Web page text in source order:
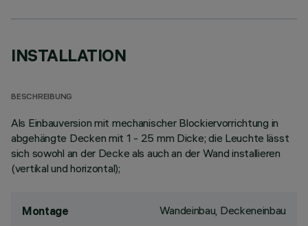
INSTALLATION
BESCHREIBUNG
Als Einbauversion mit mechanischer Blockiervorrichtung in
abgehängte Decken mit 1 - 25 mm Dicke; die Leuchte lässt
sich sowohl an der Decke als auch an der Wand installieren
(vertikal und horizontal);
Montage Wandeinbau, Deckeneinbau